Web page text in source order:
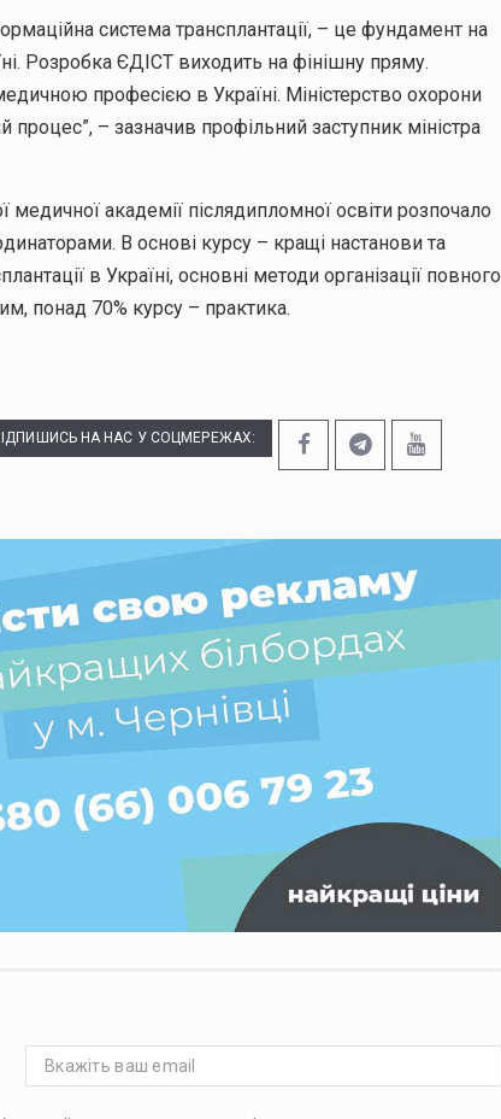
система трансплантації, – це фундамент на
Розробка ЄДІСТ виходить на фінішну пряму.
професією в Україні. Міністерство охорони
– зазначив профільний заступник міністра
академії післядипломної освіти розпочало
В основі курсу – кращі настанови та
в Україні, основні методи організації повного
понад 70% курсу – практика.
НА НАС У СОЦМЕРЕЖАХ: